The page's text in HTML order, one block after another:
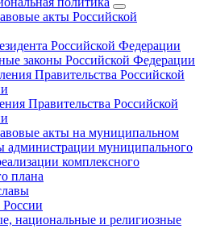
акты Российской
Российской Федерации
законы Российской Федерации
Правительства Российской
Правительства Российской
акты на муниципальном
администрации муниципального
комплексного
плана
национальные и религиозные